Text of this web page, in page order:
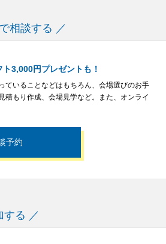
相談する ／
3,000円プレゼントも！
ていることなどはもちろん、会場選びのお手
積もり作成、会場見学など。また、オンライ
予約
する ／